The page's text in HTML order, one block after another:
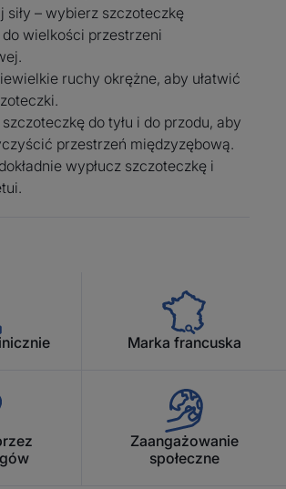
międzyzębowe
Clinic to prosty,
i delikatny sposób
przestrzeni
zębami. Regularne
przestrzeni
w połączeniu
zabiegami
ograniczyć odkładanie
nazębnej powodującej
i choroby dziąseł.
przestrzeni
ważna w
osób z odsłoniętymi
zębów, uzupełnieniami
lub aparatami
siły – wybierz szczoteczkę
wielkości przestrzeni
ruchy okrężne, aby ułatwić
do tyłu i do przodu, aby
przestrzeń międzyzębową.
wypłucz szczoteczkę i
Marka francuska
Zaangażowanie
społeczne